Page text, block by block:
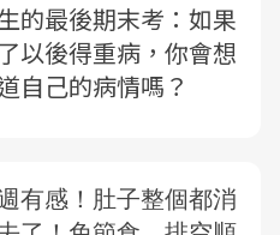
的最後期末考：如果
以後得重病，你會想
自己的病情嗎？